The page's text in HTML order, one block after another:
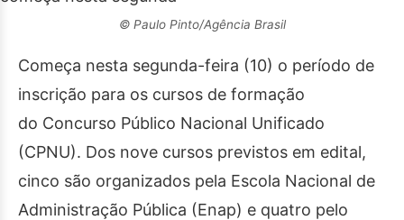
© Paulo Pinto/Agência Brasil
Começa nesta segunda-feira (10) o período de
inscrição para os cursos de formação
do Concurso Público Nacional Unificado
(CPNU). Dos nove cursos previstos em edital,
cinco são organizados pela Escola Nacional de
Administração Pública (Enap) e quatro pelo